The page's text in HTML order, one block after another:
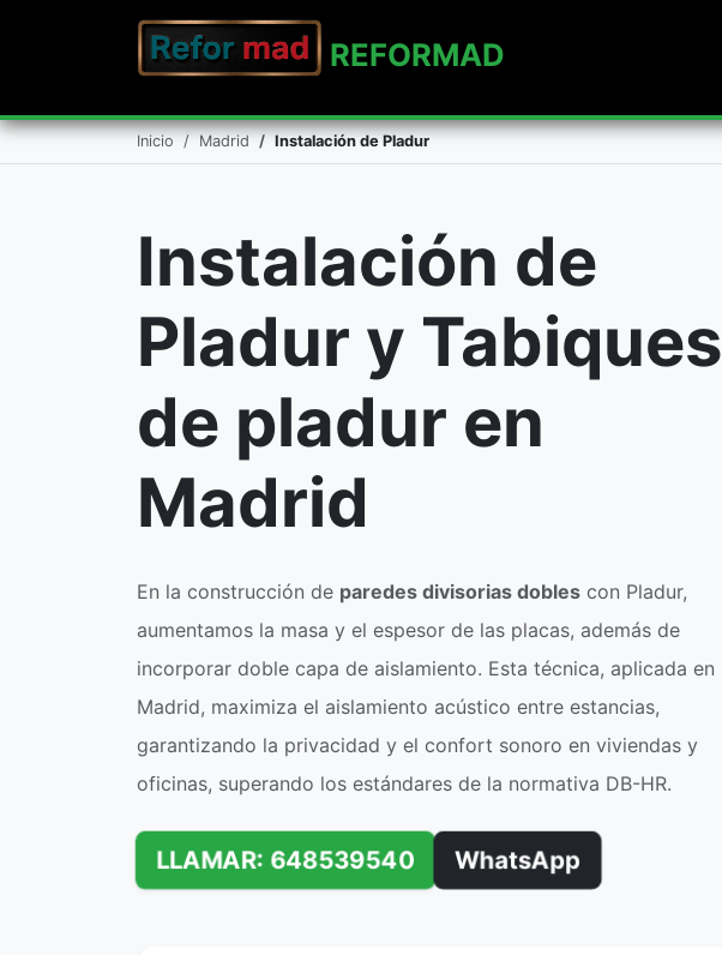
REFORMAD
Inicio Madrid Instalación de Pladur
Instalación de
Pladur y Tabiques
de pladur en
Madrid
En la construcción de paredes divisorias dobles con Pladur,
aumentamos la masa y el espesor de las placas, además de
incorporar doble capa de aislamiento. Esta técnica, aplicada en
Madrid, maximiza el aislamiento acústico entre estancias,
garantizando la privacidad y el confort sonoro en viviendas y
oficinas, superando los estándares de la normativa DB-HR.
LLAMAR: 648539540 WhatsApp